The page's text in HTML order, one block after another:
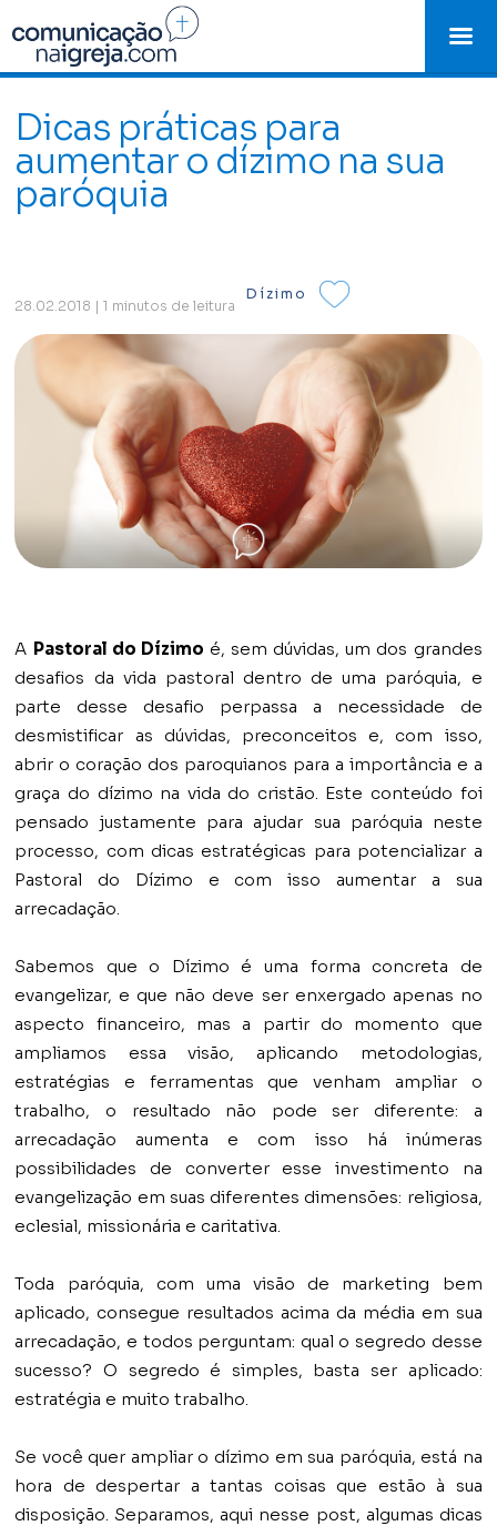
Dicas práticas para
aumentar o dízimo na sua
paróquia
28.02.2018 | 1 minutos de leitura
Dízimo
A Pastoral do Dízimo é, sem dúvidas, um dos grandes
desafios da vida pastoral dentro de uma paróquia, e
parte desse desafio perpassa a necessidade de
desmistificar as dúvidas, preconceitos e, com isso,
abrir o coração dos paroquianos para a importância e a
graça do dízimo na vida do cristão. Este conteúdo foi
pensado justamente para ajudar sua paróquia neste
processo, com dicas estratégicas para potencializar a
Pastoral do Dízimo e com isso aumentar a sua
arrecadação.
Sabemos que o Dízimo é uma forma concreta de
evangelizar, e que não deve ser enxergado apenas no
aspecto financeiro, mas a partir do momento que
ampliamos essa visão, aplicando metodologias,
estratégias e ferramentas que venham ampliar o
trabalho, o resultado não pode ser diferente: a
arrecadação aumenta e com isso há inúmeras
possibilidades de converter esse investimento na
evangelização em suas diferentes dimensões: religiosa,
eclesial, missionária e caritativa.
Toda paróquia, com uma visão de marketing bem
aplicado, consegue resultados acima da média em sua
arrecadação, e todos perguntam: qual o segredo desse
sucesso? O segredo é simples, basta ser aplicado:
estratégia e muito trabalho.
Se você quer ampliar o dízimo em sua paróquia, está na
hora de despertar a tantas coisas que estão à sua
disposição. Separamos, aqui nesse post, algumas dicas